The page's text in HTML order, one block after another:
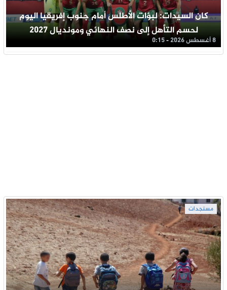
كان السيدات: لبؤات الأطلس أمام جنوب إفريقيا اليوم
لحسم التأهل إلى نصف النهائي ومونديال 2027
8 أغسطس 2026 - 0:15
مستجدات